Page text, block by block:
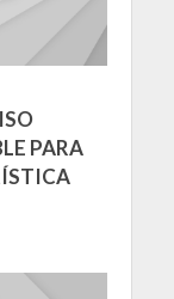
PARA